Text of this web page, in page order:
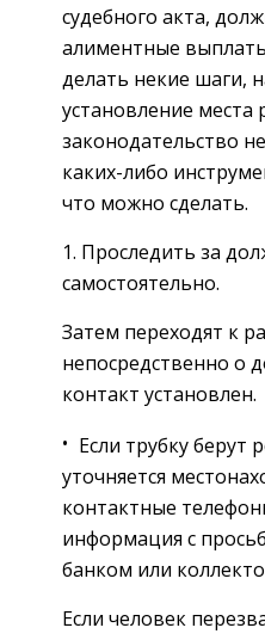
судебного акта,
алиментные
делать некие шаги,
установление
законодательство
каких-либо
что можно сделать.
Проследить за
самостоятельно.
Затем переходят к
непосредственно о
контакт установлен.
Если трубку берут
уточняется
контактные
информация с
банком или
Если человек